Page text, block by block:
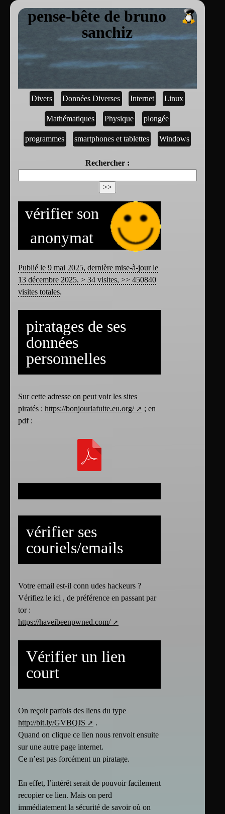
pense-bête de bruno
sanchiz
Divers Données Diverses Internet Linux
Mathématiques Physique plongée
programmes smartphones et tablettes Windows
Rechercher :
vérifier son
anonymat
Publié le 9 mai 2025, dernière mise-à-jour le
13 décembre 2025, > 34 visites, >> 450840
visites totales.
piratages de ses
données
personnelles
Sur cette adresse on peut voir les sites
piratés : https://bonjourlafuite.eu.org/
; en
pdf :
vérifier ses
couriels/emails
Votre email est-il conn udes hackeurs ?
Vérifiez le ici , de préférence en passant par
tor :
https://haveibeenpwned.com/
Vérifier un lien
court
On reçoit parfois des liens du type
http://bit.ly/GVBQJS
.
Quand on clique ce lien nous renvoit ensuite
sur une autre page internet.
Ce n’est pas forcément un piratage.
En effet, l’intérêt serait de pouvoir facilement
recopier ce lien. Mais on perd
immédiatement la sécurité de savoir où on